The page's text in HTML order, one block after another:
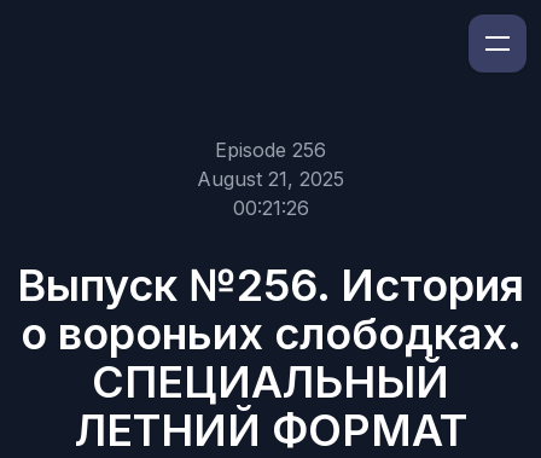
Episode 256
August 21, 2025
00:21:26
Выпуск №256. История
о вороньих слободках.
СПЕЦИАЛЬНЫЙ
ЛЕТНИЙ ФОРМАТ